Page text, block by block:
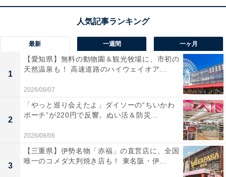
ユーザーからは「軽くて取り回しが楽」「とにかくよく
吸う」と好評です。一方で、「使用中にスイッチを握り
続ける必要があり指が疲れる」という声も。手軽にしっ
かり掃除したい人や、日本の住環境に合った扱いやすい
1台を探している人には、おすすめの商品といえそうで
す。
あわせて読みたい
【Amazonセール】Anker「急速充電器」が
特別価格で登場中【1月5日】
最新 一週間 一ヶ月
1
【愛知県】無料の動物園＆観光牧場に、市初の
天然温泉も！ 高速道路のハイウェイオア...
2026/08/07
2
「やっと巡り会えたよ」ダイソーの“ちいかわ
ポーチ”が220円で反響。ぬい活＆防災...
2026/08/06
3
【三重県】伊勢名物「赤福」の直営店に、全国
唯一のコメダ大判焼き店も！ 東名阪・伊...